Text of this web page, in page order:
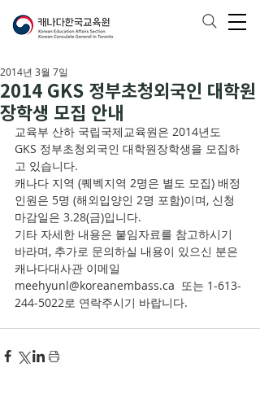
2014 GKS 정부초청외국인 대학원
장학생 모집 안내
2014년 3월 7일
교육부 산하 국립국제교육원은 2014년도
GKS 정부초청외국인 대학원장학생을 모집하
고 있습니다.
캐나다 지역 (퀘벡지역 2명은 별도 모집) 배정
인원은 5명 (해외입양인 2명 포함)이며, 신청
마감일은 3.28(금)입니다.
기타 자세한 내용은 붙임자료를 참고하시기
바라며, 추가로 문의하실 내용이 있으신 분은
캐나다대사관 이메일
meehyunl@koreanembass.ca  또는 1-613-
244-5022로 연락주시기 바랍니다.